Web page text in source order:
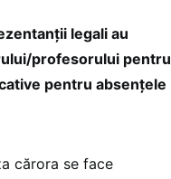
legali au
profesorului pentru
pentru absenţele
cărora se face